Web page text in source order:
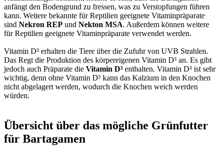
anfängt den Bodengrund zu fressen, was zu Verstopfungen führen
kann. Weitere bekannte für Reptilien geeignete Vitaminpräparate
sind Nekron REP und Nekton MSA. Außerdem können weitere
für Reptilien geeignete Vitaminpräparate verwendet werden.
Vitamin D³ erhalten die Tiere über die Zufuhr von UVB Strahlen.
Das Regt die Produktion des körpereigenen Vitamin D³ an. Es gibt
jedoch auch Präparate die Vitamin D³ enthalten. Vitamin D³ ist sehr
wichtig, denn ohne Vitamin D³ kann das Kalzium in den Knochen
nicht abgelagert werden, wodurch die Knochen weich werden
würden.
Übersicht über das mögliche Grünfutter
für Bartagamen